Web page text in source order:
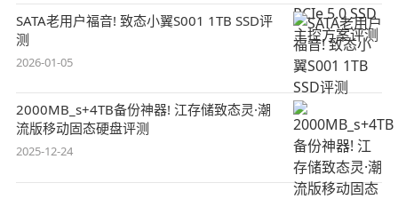
SATA老用户福音! 致态小翼S001 1TB SSD评
测
2026-01-05
2000MB_s+4TB备份神器! 江存储致态灵·潮
流版移动固态硬盘评测
2025-12-24